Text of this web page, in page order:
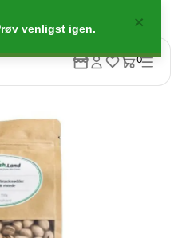
0
venligst igen.